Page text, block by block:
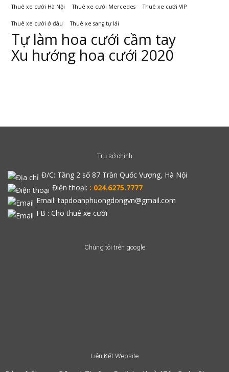
Thuê xe cưới Hà Nội Thuê xe cưới Mercedes Thuê xe cưới VIP
Thuê xe cưới ở đâu Thuê xe sang tự lái
Tự làm hoa cưới cầm tay
Xu hướng hoa cưới 2020
Trụ sở chính
Đ/C: Tầng 2 số 87 Trần Quốc Vượng, Hà Nội
Điện thoại: : 024.6275.7777
Email: tapdoanphuongdongvn@gmail.com
FB : Cho thuê xe cưới
Chúng tôi trên google
Liên Kết Website